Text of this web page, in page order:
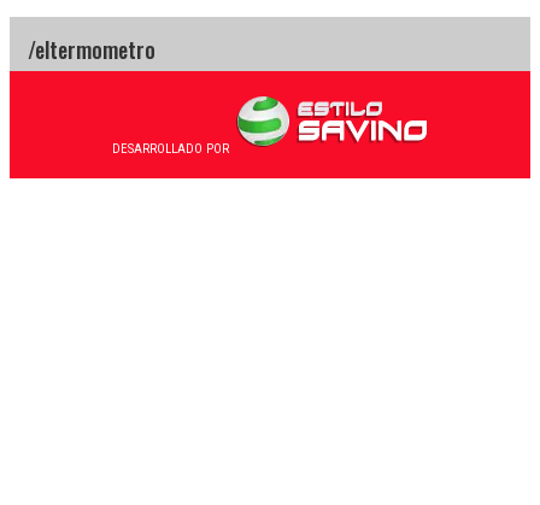
DESARROLLADO POR